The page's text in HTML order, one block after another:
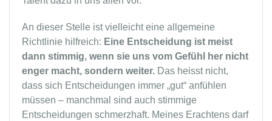
An dieser Stelle ist vielleicht eine allgemeine
Richtlinie hilfreich: Eine Entscheidung ist meist
dann stimmig, wenn sie uns vom Gefühl her nicht
enger macht, sondern weiter. Das heisst nicht,
dass sich Entscheidungen immer „gut“ anfühlen
müssen – manchmal sind auch stimmige
Entscheidungen schmerzhaft. Meines Erachtens darf